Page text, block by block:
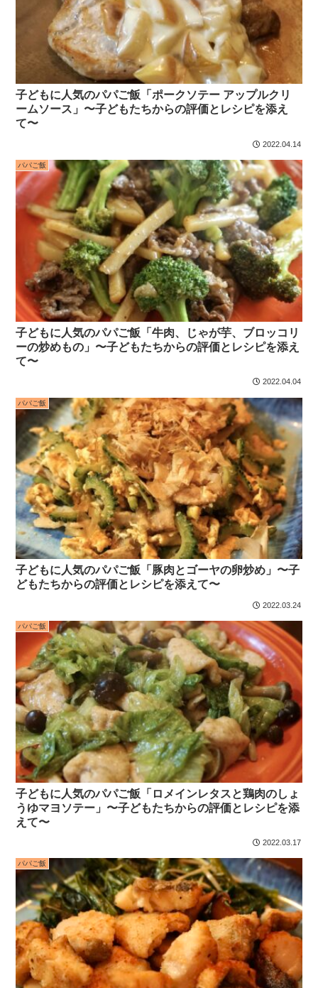
子どもに人気のパパご飯「ポークソテー アップルクリ
ームソース」〜子どもたちからの評価とレシピを添え
て〜
2022.04.14
パパご飯
子どもに人気のパパご飯「牛肉、じゃが芋、ブロッコリ
ーの炒めもの」〜子どもたちからの評価とレシピを添え
て〜
2022.04.04
パパご飯
子どもに人気のパパご飯「豚肉とゴーヤの卵炒め」〜子
どもたちからの評価とレシピを添えて〜
2022.03.24
パパご飯
子どもに人気のパパご飯「ロメインレタスと鶏肉のしょ
うゆマヨソテー」〜子どもたちからの評価とレシピを添
えて〜
2022.03.17
パパご飯